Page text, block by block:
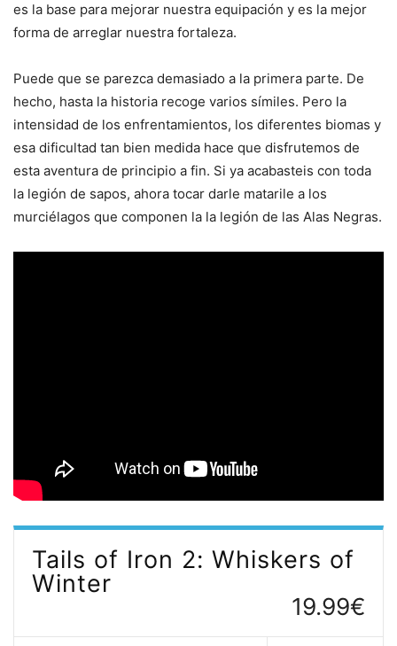
es la base para mejorar nuestra equipación y es la mejor
forma de arreglar nuestra fortaleza.
Puede que se parezca demasiado a la primera parte. De
hecho, hasta la historia recoge varios símiles. Pero la
intensidad de los enfrentamientos, los diferentes biomas y
esa dificultad tan bien medida hace que disfrutemos de
esta aventura de principio a fin. Si ya acabasteis con toda
la legión de sapos, ahora tocar darle matarile a los
murciélagos que componen la la legión de las Alas Negras.
Tails of Iron 2: Whiskers of
Winter
19.99€